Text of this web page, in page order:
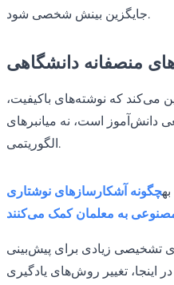
جایگزین بینش شخصی شود.
منصفانه دانشگاهی
که نوشته‌های باکیفیت،
دانش‌آموز است، نه میانبرهای
الگوریتمی.
چگونه آشکارسازهای نوشتاری
به معلمان کمک می‌کنند
تشخیصی زیادی برای پیش‌بینی
اینجا، تغییر روش‌های یادگیری